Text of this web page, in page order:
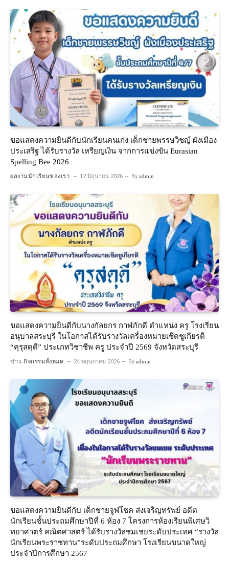
ขอแสดงความยินดีกับนักเรียนคนเก่ง เด็กชายพรรษวิชญ์ ผังเมือง
ประเสริฐ ได้รับรางวัล เหรียญเงิน จากการแข่งขัน Eurasian
Spelling Bee 2026
ผลงานนักเรียนของเรา 12 มิถุนายน 2026 By admin
ขอแสดงความยินดีกับนางกัลยกร กาฬภักดี ตำแหน่ง ครู โรงเรียน
อนุบาลสระบุรี ในโอกาสได้รับรางวัลเครื่องหมายเชิดชูเกียรติ
“คุรุสดุดี” ประเภทวิชาชีพ ครู ประจำปี 2569 จังหวัดสระบุรี
ข่าว-กิจกรรมทั้งหมด 24 พฤษภาคม 2026 By admin
ขอแสดงความยินดีกับ เด็กชายจูฬโชค ส่งเจริญทรัพย์ อดีต
นักเรียนชั้นประถมศึกษาปีที่ 6 ห้อง 7 โครงการห้องเรียนพิเศษวิ
ทยาศาตร์ คณิตศาสตร์ ได้รับรางวัลชมเชยระดับประเทศ “รางวัล
นักเรียนพระราชทาน”ระดับประถมศึกษา โรงเรียนขนาดใหญ่
ประจำปีการศึกษา 2567